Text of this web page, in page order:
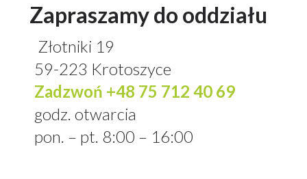
Zapraszamy do oddziału
Złotniki 19
59-223 Krotoszyce
Zadzwoń +48 75 712 40 69
godz. otwarcia
pon. – pt. 8:00 – 16:00